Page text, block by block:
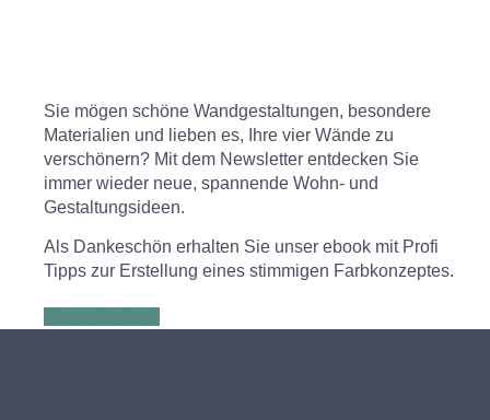
Sie mögen schöne Wandgestaltungen, besondere
Materialien und lieben es, Ihre vier Wände zu
verschönern? Mit dem Newsletter entdecken Sie
immer wieder neue, spannende Wohn- und
Gestaltungsideen.
Als Dankeschön erhalten Sie unser ebook mit Profi
Tipps zur Erstellung eines stimmigen Farbkonzeptes.